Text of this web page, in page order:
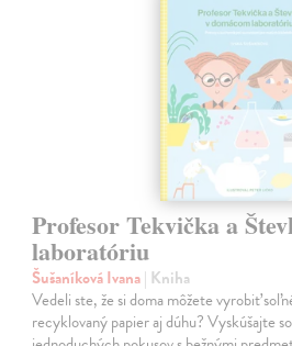
Profesor Tekvička a
laboratóriu
Šušaníková Ivana| Kniha
Vedeli ste, že si doma môžete vyrobiť
recyklovaný papier aj dúhu? Vyskúšajte